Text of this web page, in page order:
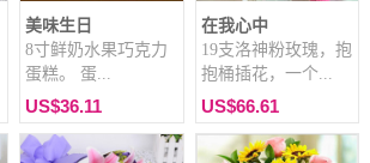
美味生日
8寸鲜奶水果巧克力
蛋糕。 蛋...
US$36.11
在我心中
19支洛神粉玫瑰，抱
抱桶插花，一个...
US$66.61